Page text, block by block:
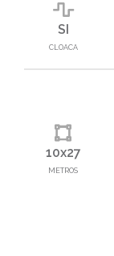
SI
CLOACA
10x27
METROS